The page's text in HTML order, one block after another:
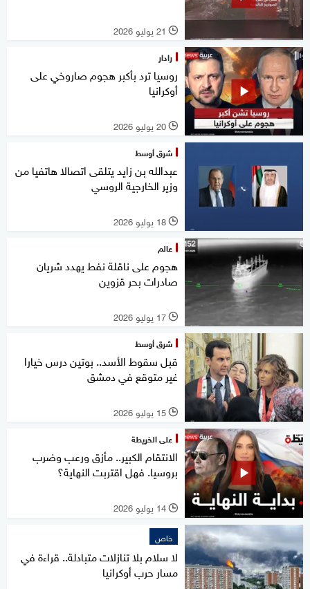
l 21 يوليو 2026
رادار
روسيا ترد بأكبر هجوم صاروخي على
أوكرانيا
l 20 يوليو 2026
شرق أوسط
عبدالله بن زايد يتلقى اتصالا هاتفيا من
وزير الخارجية الروسي
l 18 يوليو 2026
عالم
هجوم على ناقلة نفط يهدد شريان
صادرات بحر قزوين
l 17 يوليو 2026
شرق أوسط
قبل سقوط الأسد.. بوتين درس خيارا
غير متوقع في دمشق
l 15 يوليو 2026
على الخريطة
الانتقام الكبير.. مأزق ورعب وضرب
بروسيا. فهل اقتربت النهاية؟
l 14 يوليو 2026
خاص
لا سلام بلا تنازلات متبادلة.. قراءة في
مسار حرب أوكرانيا